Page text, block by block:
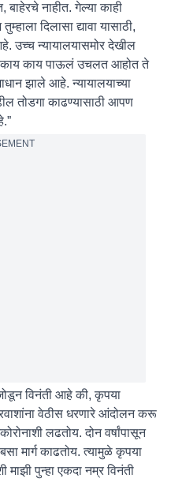
बाहेरचे नाहीत. गेल्या काही
दिलासा द्यावा यासाठी,
उच्च न्यायालयासमोर देखील
काय काय पाऊलं उचलत आहोत ते
झाले आहे. न्यायालयाच्या
तोडगा काढण्यासाठी आपण
विनंती आहे की, कृपया
वेठीस धरणारे आंदोलन करू
लढतोय. दोन वर्षांपासून
मार्ग काढतोय. त्यामुळे कृपया
माझी पुन्हा एकदा नम्र विनंती